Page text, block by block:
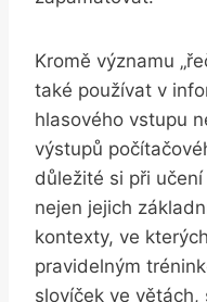
Kromě významu
také používat‌ v‍
hlasového vstupu⁣
výstupů
důležité si​ při
nejen jejich
kontexty, ve
pravidelným
slovíček ⁣ve větách,